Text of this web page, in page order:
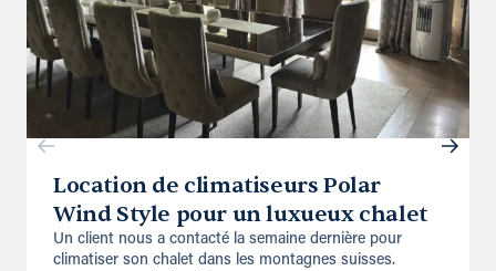
Location de climatiseurs Polar
Wind Style pour un luxueux chalet
Un client nous a contacté la semaine dernière pour
climatiser son chalet dans les montagnes suisses.